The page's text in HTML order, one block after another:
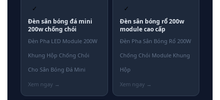
✓
Đèn sân bóng đá mini
200w chống chói
Đèn Pha LED Module 200W
Khung Hộp Chống Chói
Cho Sân Bóng Đá Mini
✓
Đèn sân bóng rổ 200w
module cao cấp
Đèn Pha Sân Bóng Rổ 200W
Chống Chói Module Khung
Hộp